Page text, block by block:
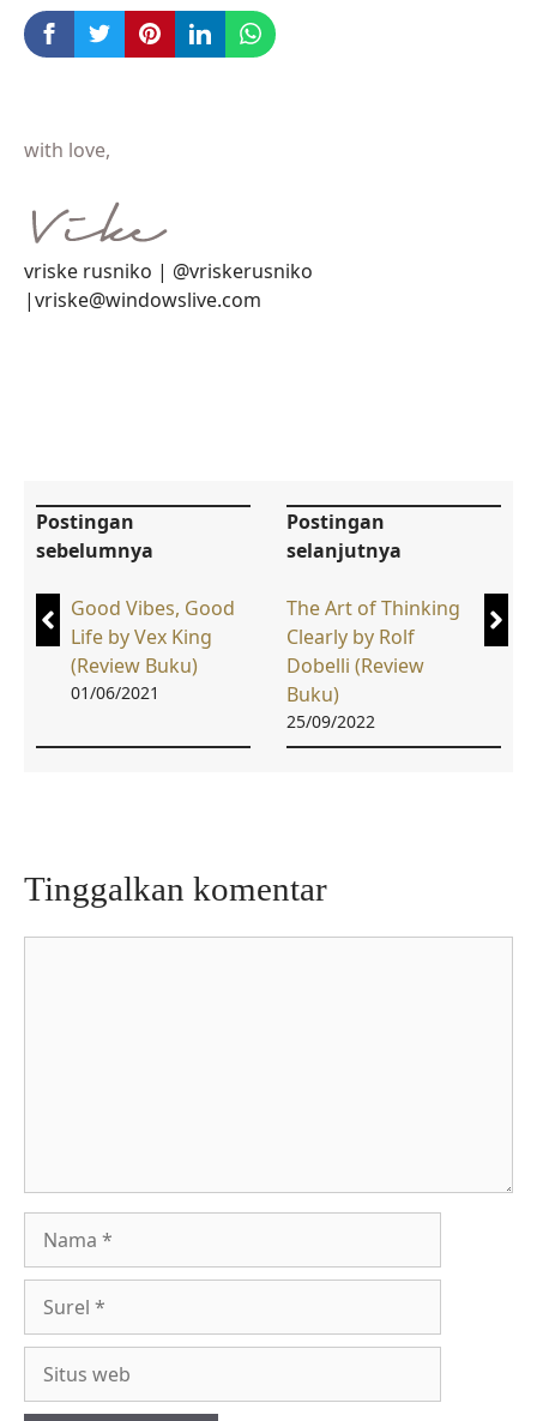
with love,
vriske rusniko | @vriskerusniko
|vriske@windowslive.com
Postingan
sebelumnya
Good Vibes, Good
Life by Vex King
(Review Buku)
01/06/2021
Postingan
selanjutnya
The Art of Thinking
Clearly by Rolf
Dobelli (Review
Buku)
25/09/2022
Tinggalkan komentar
web